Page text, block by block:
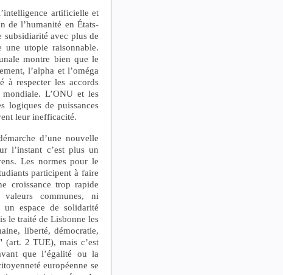
artificielle et
de l’humanité en États-
avec plus de
utopie raisonnable.
montre bien que le
l’alpha et l’oméga
à respecter les accords
L’ONU et les
logiques de puissances
leur inefficacité.
d’une nouvelle
l’instant c’est plus un
Les normes pour le
participent à faire
croissance trop rapide
communes, ni
un espace de solidarité
le traité de Lisbonne les
liberté, démocratie,
(art. 2 TUE), mais c’est
que l’égalité ou la
européenne se